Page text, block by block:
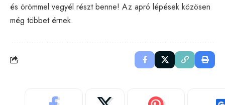
és örömmel vegyél részt benne! Az apró lépések közösen
még többet érnek.